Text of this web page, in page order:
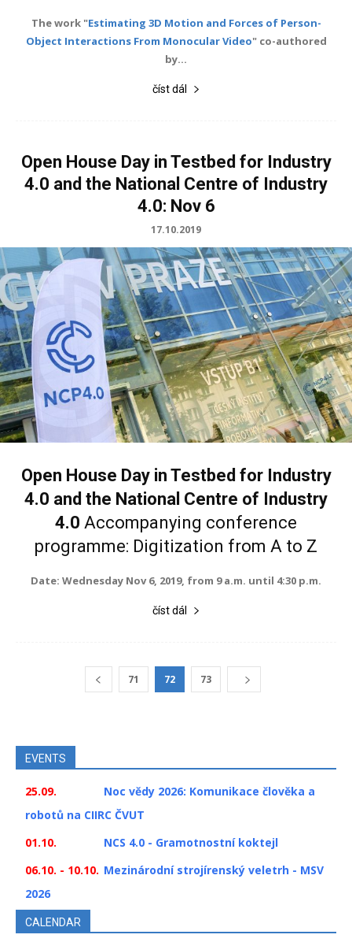
The work "Estimating 3D Motion and Forces of Person-
Object Interactions From Monocular Video" co-authored
by...
číst dál
Open House Day in Testbed for Industry
4.0 and the National Centre of Industry
4.0: Nov 6
17.10.2019
Open House Day in Testbed for Industry
4.0 and the National Centre of Industry
4.0 Accompanying conference
programme: Digitization from A to Z
Date: Wednesday Nov 6, 2019, from 9 a.m. until 4:30 p.m.
číst dál
71 72 73
EVENTS
25.09.
Noc vědy 2026: Komunikace člověka a
robotů na CIIRC ČVUT
01.10.
NCS 4.0 - Gramotnostní koktejl
06.10. - 10.10. Mezinárodní strojírenský veletrh - MSV
2026
CALENDAR